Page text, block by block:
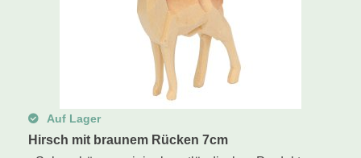
Auf Lager
Hirsch mit braunem Rücken 7cm